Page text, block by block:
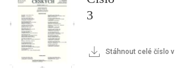
3
Stáhnout celé číslo v